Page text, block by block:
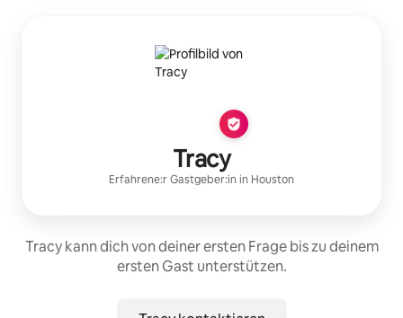
Tracy
Erfahrene:r Gastgeber:in in Houston
Tracy kann dich von deiner ersten Frage bis zu deinem
ersten Gast unterstützen.